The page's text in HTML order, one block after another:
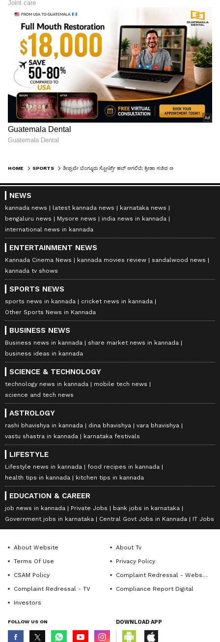
HOME SPORTS
NEWS
kannada news latest kannada news
karnataka news
bengaluru news
Mysore news
india news in kannada
international news in kannada
ENTERTAINMENT NEWS
Kannada Cinema News kannada movies review
sandalwood news
kannada tv shows
SPORTS NEWS
sports news in kannada
cricket news in kannada
Other Sports News in Kannada
BUSINESS NEWS
Business news in kannada
share market news in kannada
business ideas in kannada
SCIENCE & TECHNOLOGY
technology news in kannada
mobile tech news
science and tech news
ASTROLOGY
rashi bhavishya in kannada dina bhavishya
vara bhavishya
vastu shastra in kannada
karnataka festivals
LIFESTYLE
Lifestyle news in kannada
food recipes in kannada
health tips in kannada
kitchen tips in kannada
EDUCATION & CAREER
job news in kannada Private Jobs
bank jobs in karnataka
Government jobs in karnataka
Central Govt Jobs in Kannada IT Jobs
About Website
About Tv
Terms Of Use
Privacy Policy
CSAM Policy
Complaint Redressal - Website
Complaint Redressal - TV
Compliance Report Digital
Investors
FOLLOW US ON DOWNLOAD APP